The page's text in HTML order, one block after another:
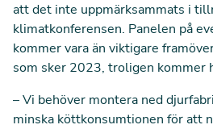
att det inte uppmärksammats i
klimatkonferensen. Panelen på
kommer vara än viktigare
som sker 2023, troligen kommer
– Vi behöver montera ned
minska köttkonsumtionen för att